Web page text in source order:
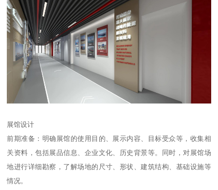
展馆设计
前期准备：明确展馆的使用目的、展示内容、目标受众等，收集相
关资料，包括展品信息、企业文化、历史背景等。同时，对展馆场
地进行详细勘察，了解场地的尺寸、形状、建筑结构、基础设施等
情况。